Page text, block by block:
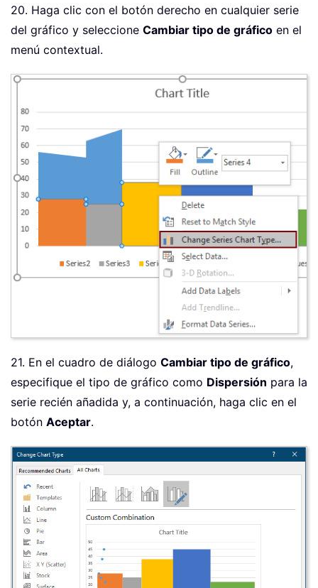
20. Haga clic con el botón derecho en cualquier serie
del gráfico y seleccione Cambiar tipo de gráfico en el
menú contextual.
21. En el cuadro de diálogo Cambiar tipo de gráfico,
especifique el tipo de gráfico como Dispersión para la
serie recién añadida y, a continuación, haga clic en el
botón Aceptar.